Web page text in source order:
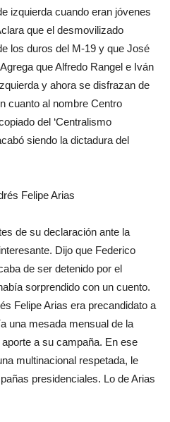
izquierda cuando eran jóvenes
que el desmovilizado
los duros del M-19 y que José
que Alfredo Rangel e Iván
y ahora se disfrazan de
cuanto al nombre Centro
del ‘Centralismo
siendo la dictadura del
Felipe Arias
de su declaración ante la
Dijo que Federico
de ser detenido por el
sorprendido con un cuento.
Felipe Arias era precandidato a
una mesada mensual de la
a su campaña. En ese
multinacional respetada, le
presidenciales. Lo de Arias